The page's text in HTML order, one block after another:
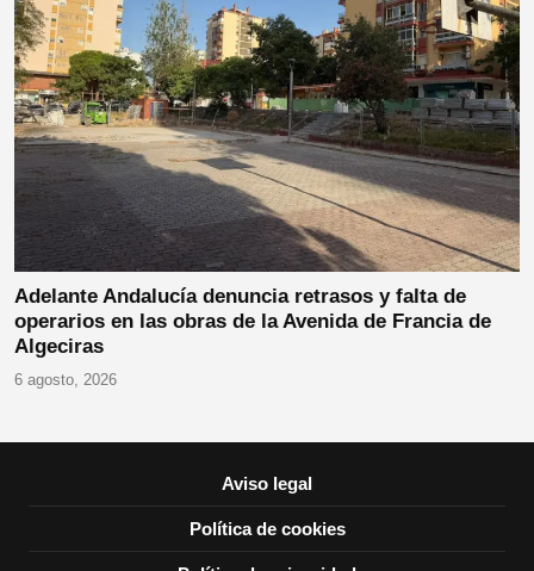
Adelante Andalucía denuncia retrasos y falta de
operarios en las obras de la Avenida de Francia de
Algeciras
6 agosto, 2026
Aviso legal
Política de cookies